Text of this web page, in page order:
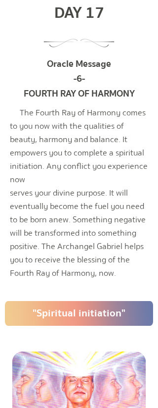
DAY 17
Oracle Message
-6-
FOURTH RAY OF HARMONY
The Fourth Ray of Harmony comes
to you now with the qualities of
beauty, harmony andbalance. It
empowers you to complete a spiritual
initiation. Any conflict you experience
now
serves your divine purpose. It will
eventually become the fuel you need
to be born anew. Something negative
will be transformed into something
positive. The Archangel Gabriel helps
you to receive the blessing of the
Fourth Ray of Harmony, now.
"Spiritual initiation"